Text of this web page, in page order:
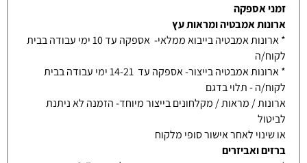
זמני אספקה
ארונות אמבטיה ומראות עץ
* ארונות אמבטיה בייבוא ממלאי- אספקה עד 10 ימי עבודה בבית
לקוח/ה
* ארונות אמבטיה בייצור- אספקה עד 14-21 ימי עבודה בבית
לקוח/ה - תלוי בדגם
ארונות / מראות / מקלחונים בייצור מיוחד- הזמנה לא ניתנת
לביטול
או שינוי לאחר אישור סופי מלקוח
ברזים ואביזרים